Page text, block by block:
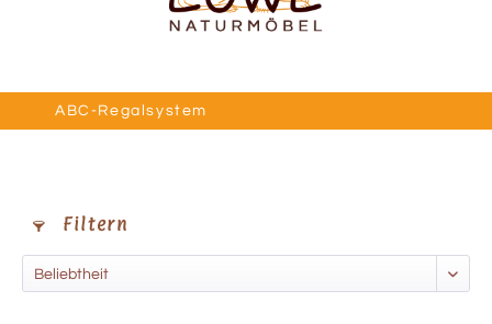
ABC-Regalsystem
Filtern